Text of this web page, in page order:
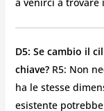
a venirci a trovare
D5: Se cambio il
chiave?R5: Non
ha le stesse
esistente